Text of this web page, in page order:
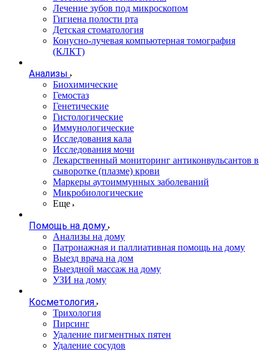
Лечение зубов под микроскопом
Гигиена полости рта
Детская стоматология
Конусно-лучевая компьютерная томография
(КЛКТ)
Анализы
Биохимические
Гемостаз
Генетические
Гистологические
Иммунологические
Исследования кала
Исследования мочи
Лекарственный мониторинг антиконвульсантов в
сыворотке (плазме) крови
Маркеры аутоиммунных заболеваний
Микробиологические
Еще
Помощь на дому
Анализы на дому
Патронажная и паллиативная помощь на дому
Выезд врача на дом
Выездной массаж на дому
УЗИ на дому
Косметология
Трихология
Пирсинг
Удаление пигментных пятен
Удаление сосудов